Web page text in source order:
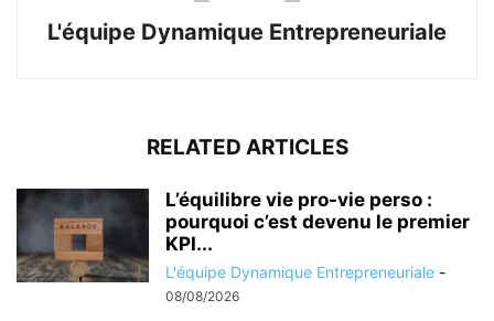
L'équipe Dynamique Entrepreneuriale
RELATED ARTICLES
L’équilibre vie pro-vie perso :
pourquoi c’est devenu le premier
KPI...
L'équipe Dynamique Entrepreneuriale -
08/08/2026